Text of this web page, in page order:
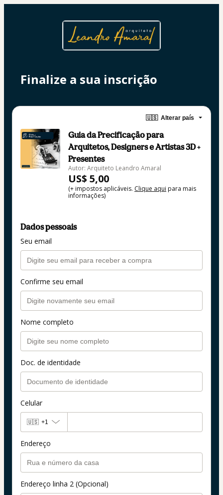
Finalize a sua inscrição
🇺🇸 Alterar país
Guia da Precificação para
Arquitetos, Designers e Artistas 3D +
Presentes
Autor: Arquiteto Leandro Amaral
US$ 5,00
(+ impostos aplicáveis. Clique aqui para mais
informações)
Dados pessoais
Seu email
Confirme seu email
Nome completo
Doc. de identidade
Celular
🇺🇸 +1
Endereço
Endereço linha 2 (Opcional)